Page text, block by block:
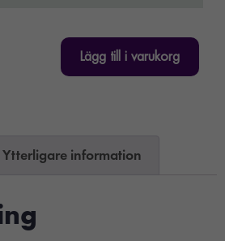
Lägg till i varukorg
Ytterligare information